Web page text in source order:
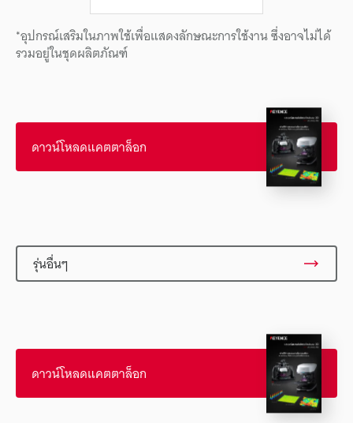
*อุปกรณ์เสริมในภาพใช้เพื่อแสดงลักษณะการใช้งาน ซึ่งอาจไม่ได้
รวมอยู่ในชุดผลิตภัณฑ์
ดาวน์โหลดแคตตาล็อก
รุ่นอื่นๆ
ดาวน์โหลดแคตตาล็อก